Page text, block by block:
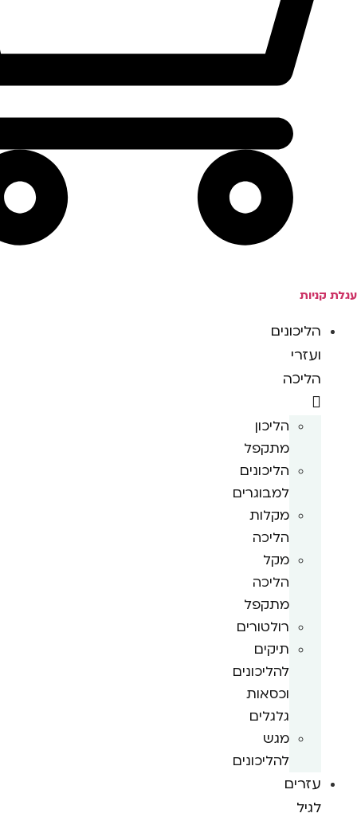
עגלת קניות
הליכונים
ועזרי
הליכה
הליכון
מתקפל
הליכונים
למבוגרים
מקלות
הליכה
מקל
הליכה
מתקפל
רולטורים
תיקים
להליכונים
וכסאות
גלגלים
מגש
להליכונים
עזרים
לגיל